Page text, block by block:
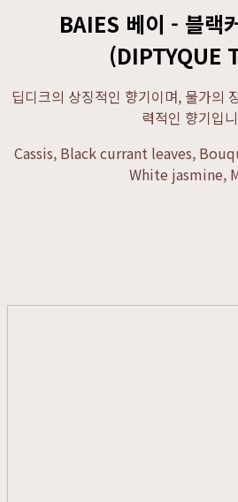
BAIES 베이 - 블랙
(DIPTYQUE
딥디크의 상징적인 향기이며, 물가의
력적인 향기입
Cassis, Black currant leaves,
White jasmine,